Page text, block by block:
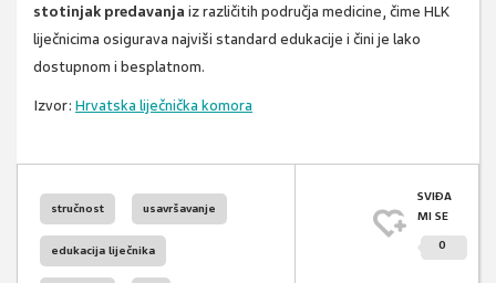
stotinjak predavanja iz različitih područja medicine, čime HLK
liječnicima osigurava najviši standard edukacije i čini je lako
dostupnom i besplatnom.
Izvor: Hrvatska liječnička komora
stručnost usavršavanje
edukacija liječnika
SVIĐA
MI SE
0